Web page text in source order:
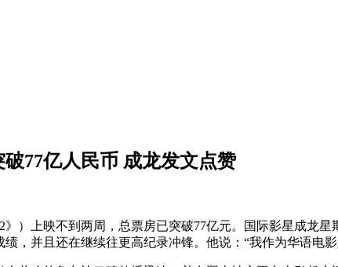
破77亿人民币 成龙发文点赞
）上映不到两周，总票房已突破77亿元。国际影星成龙
，并且还在继续往更高纪录冲锋。他说：“我作为华语电影